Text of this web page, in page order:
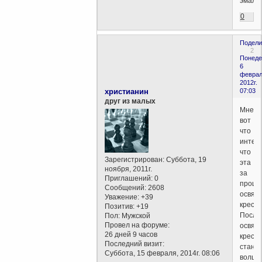
0
2
6
2012г.
07:03
христианин
друг из малых
Зарегистрирован: Суббота, 19
ноября, 2011г.
Приглашений: 0
Сообщений: 2608
Уважение: +39
Позитив: +19
Пол: Мужской
Провел на форуме:
26 дней 9 часов
Последний визит:
Суббота, 15 февраля, 2014г. 08:06
Мне
вот
что
что
эта
за
После
крест